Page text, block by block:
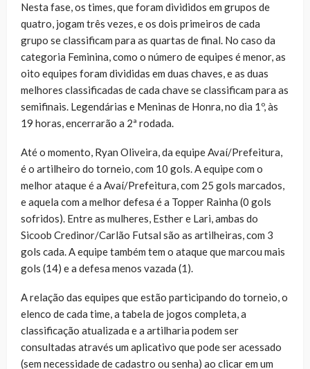
Nesta fase, os times, que foram divididos em grupos de
quatro, jogam três vezes, e os dois primeiros de cada
grupo se classificam para as quartas de final. No caso da
categoria Feminina, como o número de equipes é menor, as
oito equipes foram divididas em duas chaves, e as duas
melhores classificadas de cada chave se classificam para as
semifinais. Legendárias e Meninas de Honra, no dia 1º, às
19 horas, encerrarão a 2ª rodada.
Até o momento, Ryan Oliveira, da equipe Avaí/Prefeitura,
é o artilheiro do torneio, com 10 gols. A equipe com o
melhor ataque é a Avaí/Prefeitura, com 25 gols marcados,
e aquela com a melhor defesa é a Topper Rainha (0 gols
sofridos). Entre as mulheres, Esther e Lari, ambas do
Sicoob Credinor/Carlão Futsal são as artilheiras, com 3
gols cada. A equipe também tem o ataque que marcou mais
gols (14) e a defesa menos vazada (1).
A relação das equipes que estão participando do torneio, o
elenco de cada time, a tabela de jogos completa, a
classificação atualizada e a artilharia podem ser
consultadas através um aplicativo que pode ser acessado
(sem necessidade de cadastro ou senha) ao clicar em um